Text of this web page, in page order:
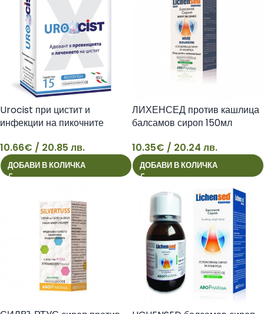
10
Urocist при цистит и
инфекции на пикочните
Абофарма
10.66€ / 20.85 лв.
ДОБАВИ В КОЛИЧКА
10
ЛИХЕНСЕД против кашлица
балсамов сироп 150мл
10.35€ / 20.24 лв.
ДОБАВИ В КОЛИЧКА